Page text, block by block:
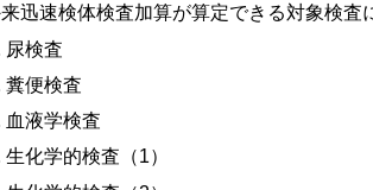
迅速検体検査加算が算定できる対象検査
尿検査
糞便検査
血液学検査
生化学的検査（1）